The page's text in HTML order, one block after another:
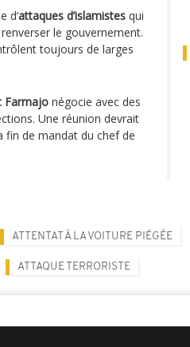
d’attaques d’islamistes qui
le gouvernement.
toujours de larges
Farmajo négocie avec des
Une réunion devrait
fin de mandat du chef de
ATTENTAT À LA VOITURE PIÉGÉE
ATTAQUE TERRORISTE